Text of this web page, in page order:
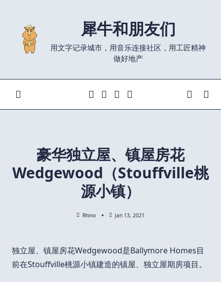
content
犀牛和朋友们
用文字记录城市，用音乐连接社区，用工匠精神
做好地产
豪华独立屋、镇屋房花
Wedgewood（Stouffville桃
源小镇）
Rhino Jan 13, 2021
独立屋、镇屋房花Wedgewood是Ballymore Homes目
前在Stouffville桃源小镇建造的镇屋、独立屋期房项目。